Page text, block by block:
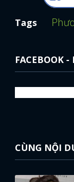
Tags
FACEBOOK
CÙNG NỘI